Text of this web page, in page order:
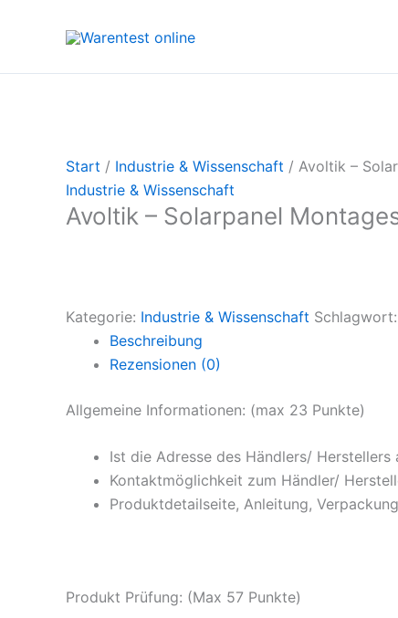
Start / Industrie & Wissenschaft / Avoltik –
Industrie & Wissenschaft
Avoltik – Solarpanel
Kategorie: Industrie & Wissenschaft Schlagwort:
Beschreibung
Rezensionen (0)
Allgemeine Informationen: (max 23 Punkte)
Ist die Adresse des Händlers/ Herstellers
Kontaktmöglichkeit zum Händler/
Produktdetailseite, Anleitung,
Produkt Prüfung: (Max 57 Punkte)